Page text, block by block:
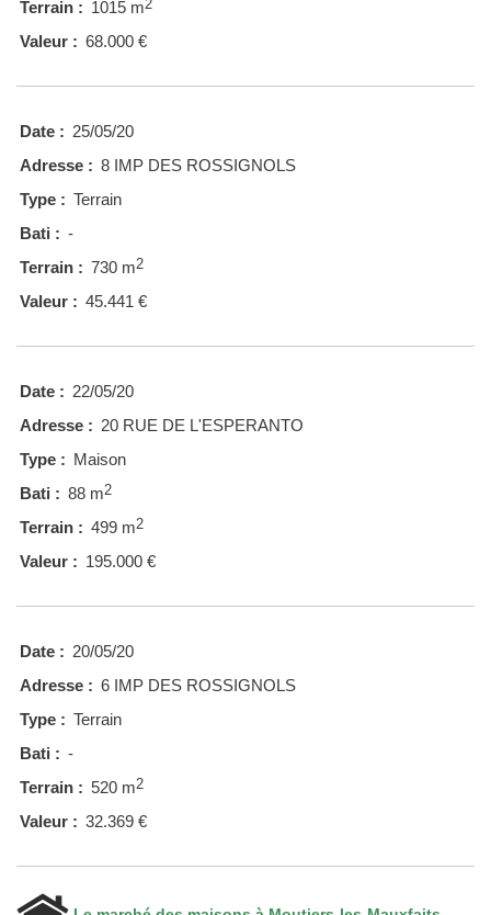
Terrain : 1015 m2
Valeur : 68.000 €
Date : 25/05/20
Adresse : 8 IMP DES ROSSIGNOLS
Type : Terrain
Bati : -
Terrain : 730 m2
Valeur : 45.441 €
Date : 22/05/20
Adresse : 20 RUE DE L'ESPERANTO
Type : Maison
Bati : 88 m2
Terrain : 499 m2
Valeur : 195.000 €
Date : 20/05/20
Adresse : 6 IMP DES ROSSIGNOLS
Type : Terrain
Bati : -
Terrain : 520 m2
Valeur : 32.369 €